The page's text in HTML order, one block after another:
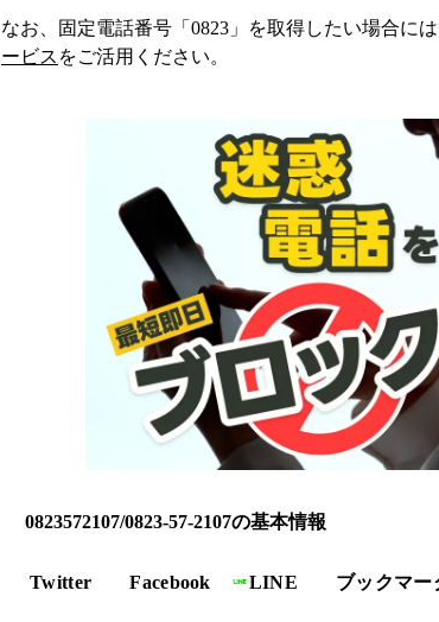
なお、固定電話番号「 0823 」を取得したい場合には
ービス をご活用ください。
0823572107/0823-57-2107の基本情報
Twitter Facebook LINE ブックマー